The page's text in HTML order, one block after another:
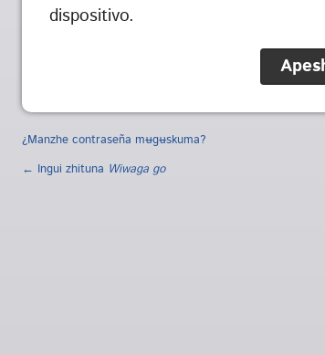
dispositivo.
¿Manzhe contraseña mʉgʉskuma?
← Ingui zhituna Wiwaga go